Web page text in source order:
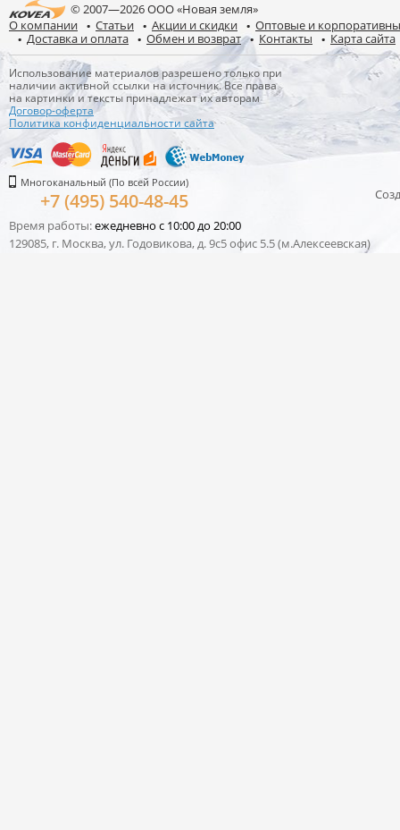
© 2007—2026 ООО «Новая земля»
О компании
Статьи Акции и скидки
Оптовые и
Доставка и оплата
Обмен и возврат Контакты Карта сайта
Использование материалов разрешено только при
наличии активной ссылки на источник. Все права
на картинки и тексты принадлежат их авторам
Договор-оферта
Политика конфиденциальности сайта
Многоканальный (По всей России)
+7 (495) 540-48-45
Время работы:ежедневно с 10:00 до 20:00
129085, г. Москва, ул. Годовикова, д. 9с5 офис 5.5 (м.Алексеевская)